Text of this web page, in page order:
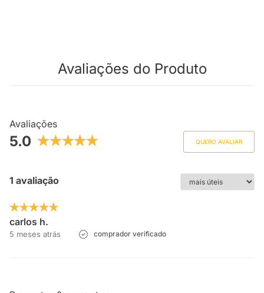
Avaliações do Produto
Avaliações
5.0 QUERO AVALIAR
1 avaliação
carlos h.
5 meses atrás comprador verificado